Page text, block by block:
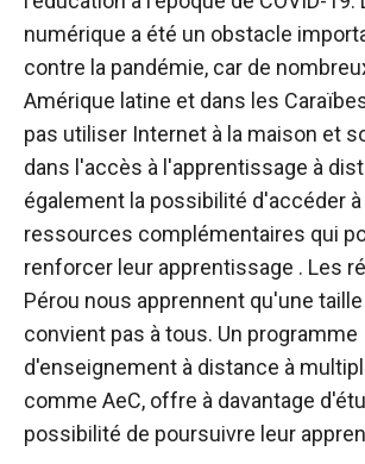
numérique a été un obstacle
contre la pandémie, car de
Amérique latine et dans les
pas utiliser Internet à la maison et
dans l'accès à l'apprentissage à
également la possibilité d'accéder
ressources complémentaires qui
renforcer leur apprentissage . Les
Pérou nous apprennent qu'une
convient pas à tous. Un programme
d'enseignement à distance à
comme AeC, offre à davantage
possibilité de poursuivre leur